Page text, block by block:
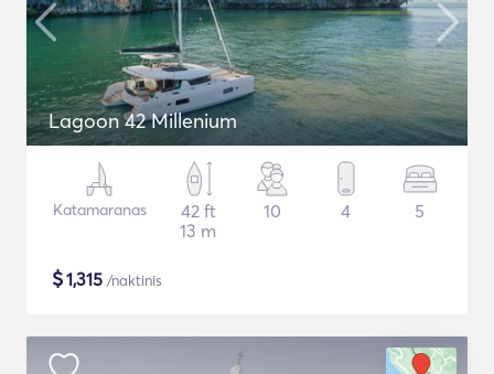
Lagoon 42 Millenium
Katamaranas
42 ft
13 m
10 4 5
$1,315 /naktinis